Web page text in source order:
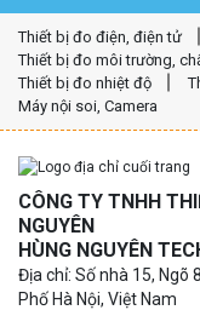
Thiết bị đo điện, điện tử
Thiết bị đo môi trường,
Thiết bị đo nhiệt độ
Máy nội soi, Camera
CÔNG TY TNHH
NGUYÊN
HÙNG NGUYÊN
Địa chỉ: Số nhà 15, Ngõ
Phố Hà Nội, Việt Nam